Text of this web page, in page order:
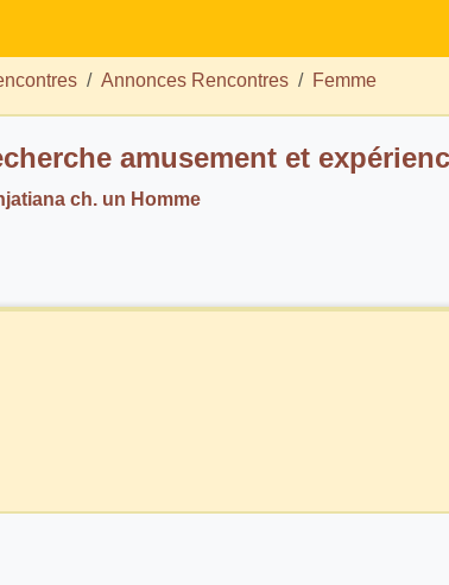
Annonces Rencontres Femme
amusement et
ch. un Homme
de l’annonce